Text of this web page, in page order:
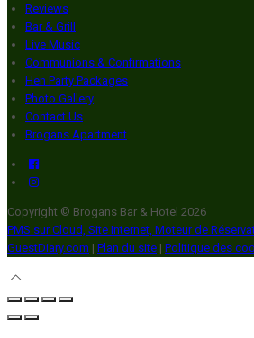
Reviews
Bar & Grill
Live Music
Communions & Confirmations
Hen Party Packages
Photo Gallery
Contact Us
Brogans Apartment
Copyright © Brogans Bar & Hotel 2026
PMS sur Cloud, Site Internet, Moteur de
GuestDiary.com | Plan du site | Politique des